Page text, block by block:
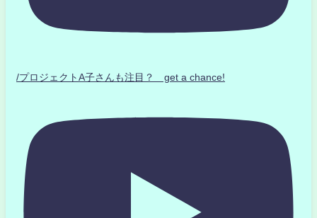
/プロジェクトA子さんも注目？ get a chance!